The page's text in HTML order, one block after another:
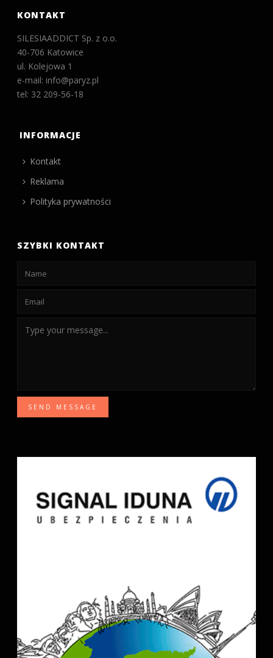
KONTAKT
SILESIAADDICT Sp. z o.o.
40-706 Katowice
ul. Kolejowa 1
e-mail: info@paryz.pl
tel: 32 209-56-18
INFORMACJE
Kontakt
Reklama
Polityka prywatności
SZYBKI KONTAKT
SEND MESSAGE